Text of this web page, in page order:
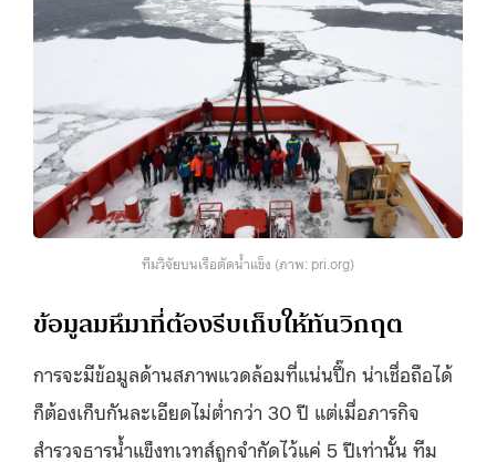
ทีมวิจัยบนเรือตัดน้ำแข็ง (ภาพ: pri.org)
ข้อมูลมหึมาที่ต้องรีบเก็บให้ทันวิกฤต
การจะมีข้อมูลด้านสภาพแวดล้อมที่แน่นปึ๊ก น่าเชื่อถือได้
ก็ต้องเก็บกันละเอียดไม่ต่ำกว่า 30 ปี แต่เมื่อภารกิจ
สำรวจธารน้ำแข็งทเวทส์ถูกจำกัดไว้แค่ 5 ปีเท่านั้น ทีม